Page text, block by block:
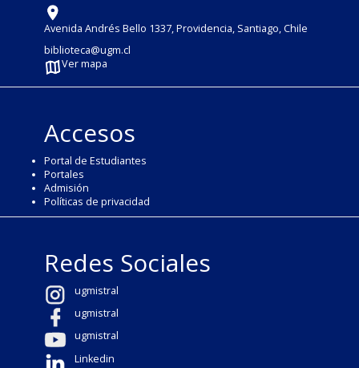
Avenida Andrés Bello 1337, Providencia, Santiago, Chile
biblioteca@ugm.cl
Ver mapa
Accesos
Portal de Estudiantes
Portales
Admisión
Políticas de privacidad
Redes Sociales
ugmistral
ugmistral
ugmistral
Linkedin